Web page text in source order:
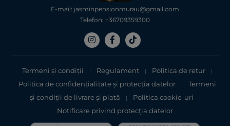
E-mail: jasminpensionmurau@gmail.com
Telefon: +36709359300
Termeni și condiții | Regulament | Politica de retur |
Politica de confidențialitate şi protecţia datelor |
Termeni
şi condiții de livrare și plată
| Politica cookie-uri |
Notificare privind protecția datelor